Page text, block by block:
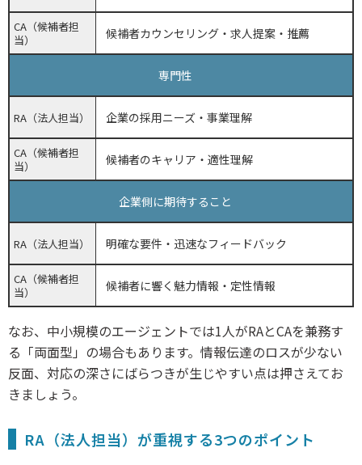
候補者カウンセリング・求人提案・推薦
CA（候補者担
当）
専門性
企業の採用ニーズ・事業理解
RA（法人担当）
候補者のキャリア・適性理解
CA（候補者担
当）
企業側に期待すること
明確な要件・迅速なフィードバック
RA（法人担当）
候補者に響く魅力情報・定性情報
CA（候補者担
当）
なお、中小規模のエージェントでは1人がRAとCAを兼務す
る「両面型」の場合もあります。情報伝達のロスが少ない
反面、対応の深さにばらつきが生じやすい点は押さえてお
きましょう。
RA（法人担当）が重視する3つのポイント